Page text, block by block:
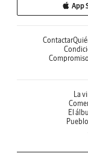
App
Contactar
La
El